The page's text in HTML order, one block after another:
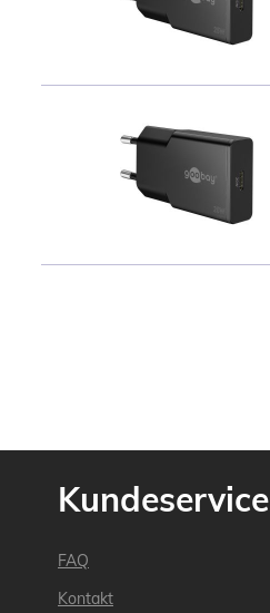
Kundeservice
FAQ
Kontakt